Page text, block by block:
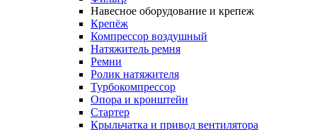
Навесное оборудование и крепеж
Крепёж
Компрессор воздушный
Натяжитель ремня
Ремни
Ролик натяжителя
Турбокомпрессор
Опора и кронштейн
Стартер
Крыльчатка и привод вентилятора